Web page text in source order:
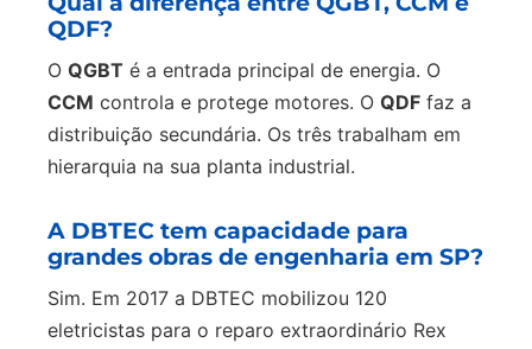
QDF?
O QGBT é a entrada principal de energia. O
CCM controla e protege motores. O QDF faz a
distribuição secundária. Os três trabalham em
hierarquia na sua planta industrial.
A DBTEC tem capacidade para
grandes obras de engenharia em SP?
Sim. Em 2017 a DBTEC mobilizou 120
eletricistas para o reparo extraordinário Rex